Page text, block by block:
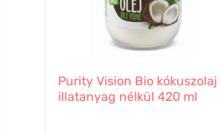
Purity Vision Bio kókuszolaj
illatanyag nélkül 420 ml